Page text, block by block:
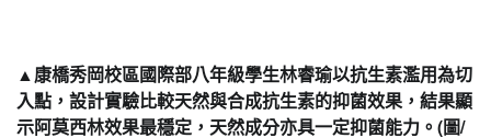
▲康橋秀岡校區國際部八年級學生林睿瑜以抗生素濫用為切
入點，設計實驗比較天然與合成抗生素的抑菌效果，結果顯
示阿莫西林效果最穩定，天然成分亦具一定抑菌能力。(圖/